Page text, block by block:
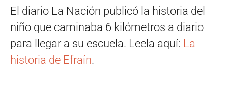
El diario La Nación publicó la historia del
niño que caminaba 6 kilómetros a diario
para llegar a su escuela. Leela aquí: La
historia de Efraín.